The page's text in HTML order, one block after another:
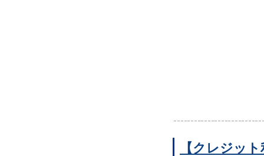
【クレジッ